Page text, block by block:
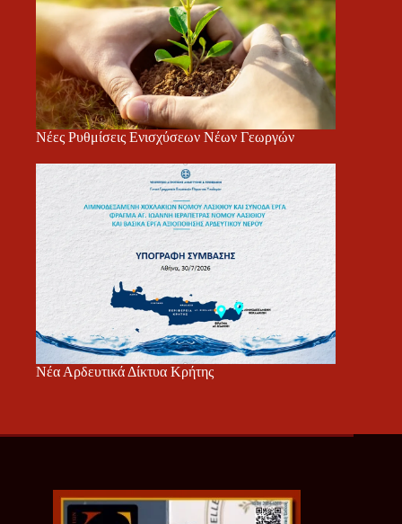
Νέες Ρυθμίσεις Ενισχύσεων Νέων Γεωργών
Νέα Αρδευτικά Δίκτυα Κρήτης